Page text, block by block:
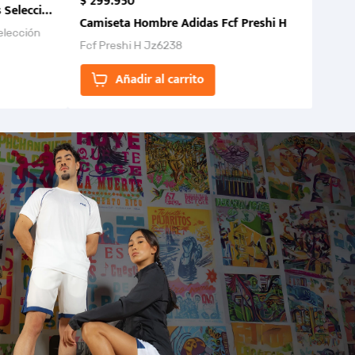
Colombia FCF 2026.
Camiseta Hombre Adidas Fcf Preshi H
Fcf Preshi H Jz6238
Añadir al carrito